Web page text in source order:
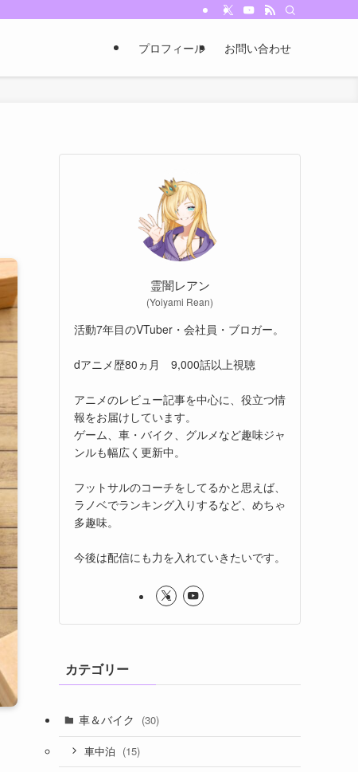
プロフィール お問い合わせ
霊闇レアン
(Yoiyami Rean)
活動7年目のVTuber・会社員・ブロガー。
dアニメ歴80ヵ月 9,000話以上視聴
アニメのレビュー記事を中心に、役立つ情
報をお届けしています。
ゲーム、車・バイク、グルメなど趣味ジャ
ンルも幅広く更新中。
フットサルのコーチをしてるかと思えば、
ラノベでランキング入りするなど、めちゃ
多趣味。
今後は配信にも力を入れていきたいです。
カテゴリー
車＆バイク (30)
車中泊 (15)